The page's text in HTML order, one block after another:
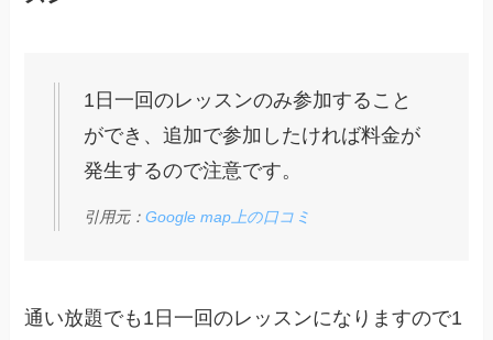
1日一回のレッスンのみ参加すること
ができ、追加で参加したければ料金が
発生するので注意です。
引用元：Google map上の口コミ
通い放題でも1日一回のレッスンになりますので1